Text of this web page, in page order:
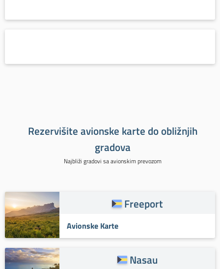
Rezervišite avionske karte do obližnjih
gradova
Najbliži gradovi sa avionskim prevozom
Freeport
Avionske Karte
Nasau